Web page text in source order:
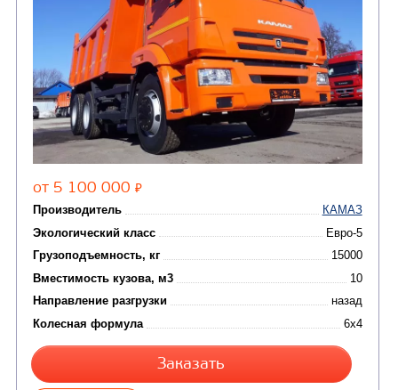
CHAMELEON (г. Егорьевск)(8)
Молоковозы, водовозы (7)
Автогудронаторы (8)
Илососные машины
Каналопромывочные
Комбинированные
Мусоровозы(24)
САМОСВАЛ КАМАЗ-65115